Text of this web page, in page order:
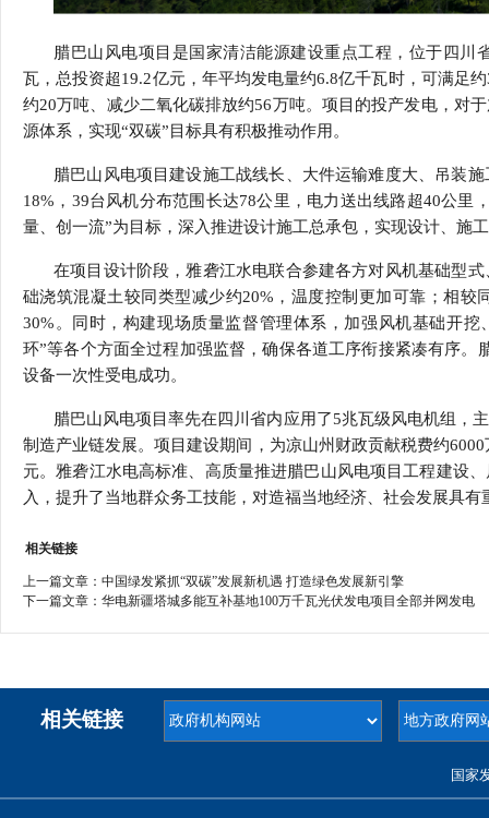
腊巴山风电项目是国家清洁能源建设重点工程，位于四
瓦，总投资超19.2亿元，年平均发电量约6.8亿千瓦时，可满足约
约20万吨、减少二氧化碳排放约56万吨。项目的投产发电，对
源体系，实现“双碳” 目标具有积极推动作用。
腊巴山风电项目建设施工战线长、大件运输难度大、吊装
18% ， 39台风机分布范围长达78公里，电力送出线路超40公里
量、创一流”为目标，深入推进设计施工总承包，实现设计、施
在项目设计阶段，雅砻江水电联合参建各方对风机基础型
础浇筑混凝土较同类型减少约20% ，温度控制更加可靠；相较
30% 。同时，构建现场质量监督管理体系，加强风机基础开
环”等各个方面全过程加强监督，确保各道工序衔接紧凑有序。
设备一次性受电成功。
腊巴山风电项目率先在四川省内应用了5兆瓦级风电机组，
制造产业链发展。项目建设期间，为凉山州财政贡献税费约6000
元。雅砻江水电高标准、高质量推进腊巴山风电项目工程建设
入，提升了当地群众务工技能，对造福当地经济、社会发展具有
相关链接
上一篇文章： 中国绿发紧抓“双碳”发展新机遇 打造绿色发展新引擎
下一篇文章： 华电新疆塔城多能互补基地100万千瓦光伏发电项目全部并网发电
相关链接
国家